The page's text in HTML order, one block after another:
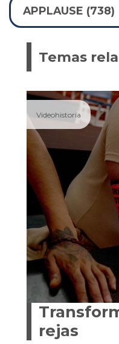
APPLAUSE (738)
Temas
Videohistoria
rejas